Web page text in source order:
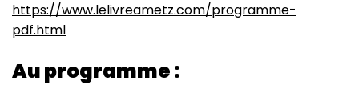
https://www.lelivreametz.com/programme-
pdf.html
Au programme :